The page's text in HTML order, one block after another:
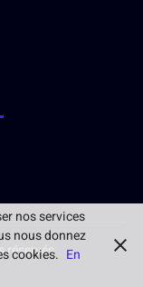
réservés
nos services
nous donnez
cookies. En